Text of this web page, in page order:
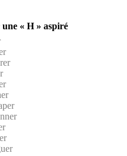
une « H » aspiré